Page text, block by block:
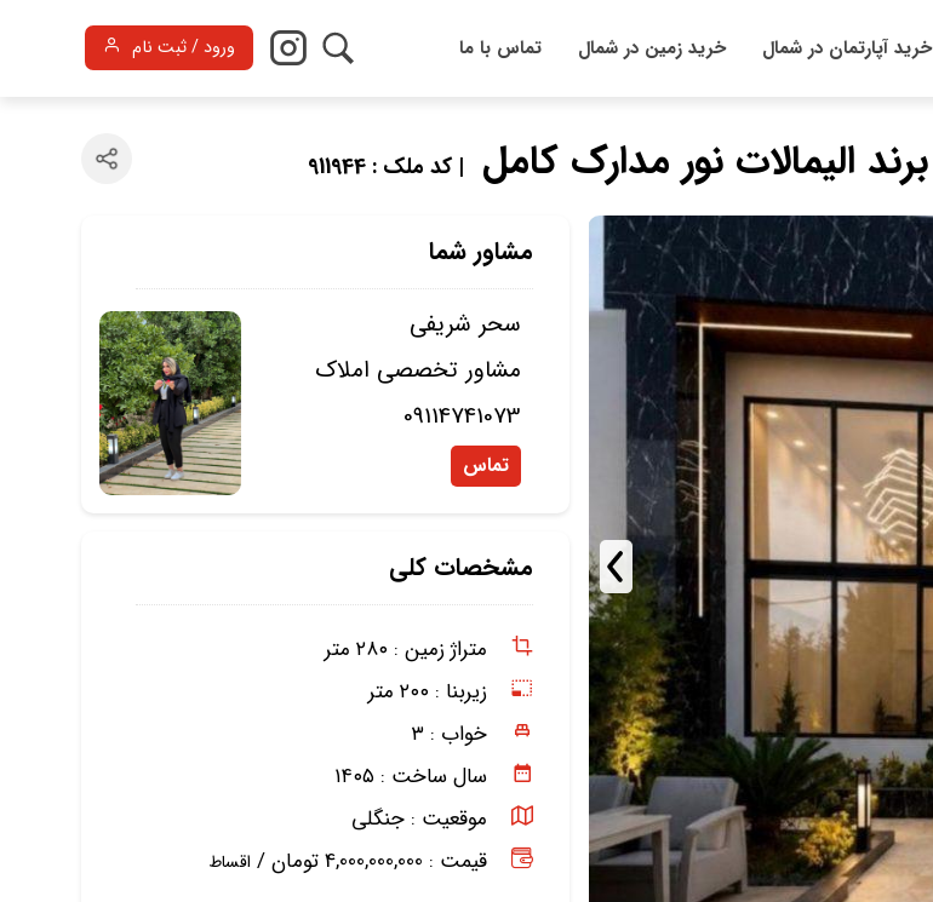
خرید آپارتمان در شمال خرید زمین در شمال تماس با ما ورود / ثبت نام
| کد ملک : 911944
مشاور شما
سحر شریفی
مشاور تخصصی املاک
09114741073
تماس
مشخصات کلی
متراژ زمین : ۲۸۰ متر
زیربنا : ۲۰۰ متر
خواب : ۳
سال ساخت : ۱۴۰۵
موقعیت : جنگلی
قیمت : 4,000,000,000 تومان /
اقساط